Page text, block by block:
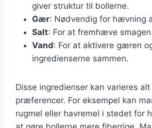
giver struktur til bollerne.
Gær: Nødvendig for hævning
Salt: For at fremhæve
Vand: For at aktivere gæren
ingredienserne sammen.
Disse ingredienser kan varieres
præferencer. For eksempel kan
rugmel eller havremel i stedet for